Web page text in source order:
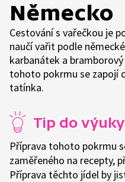
Německo
Cestování s vařečkou je
naučí vařit podle
karbanátek a
tohoto pokrmu se zapojí
tatínka.
Tip do výuky
Příprava tohoto pokrmu
zaměřeného na recepty,
Příprava těchto jídel by